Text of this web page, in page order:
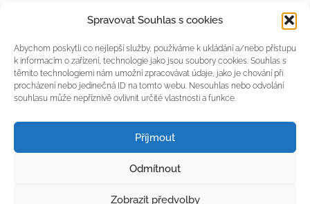
Spravovat Souhlas s cookies
Abychom poskytli co nejlepší služby, používáme k ukládání a/nebo přístupu
k informacím o zařízení, technologie jako jsou soubory cookies. Souhlas s
těmito technologiemi nám umožní zpracovávat údaje, jako je chování při
procházení nebo jedinečná ID na tomto webu. Nesouhlas nebo odvolání
souhlasu může nepříznivě ovlivnit určité vlastnosti a funkce.
Příjmout
Odmítnout
Zobrazit předvolby
Copyright 2026 © Re:Life |Administrace
Zásady ochrany soukromí GoogleaPodmínky služby Google